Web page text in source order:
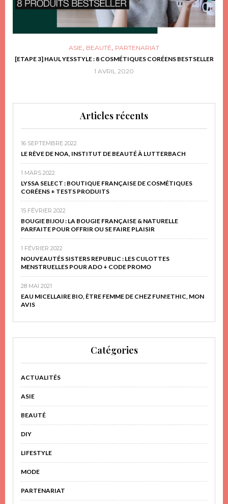
ASIE, BEAUTÉ, PARTENARIAT
[ETAPE 3] HAUL YESSTYLE : 8 COSMÉTIQUES CORÉENS BESTSELLER
1 AVRIL 2020
Articles récents
16 SEPTEMBRE 2022
LE RÊVE DE NOA, INSTITUT DE BEAUTÉ À LUTTERBACH
1 MARS 2022
LYSSA SELECT : BOUTIQUE FRANÇAISE DE COSMÉTIQUES
CORÉENS + TESTS PRODUITS
15 FÉVRIER 2022
BOUGIE BIJOU : LA BOUGIE FRANÇAISE & NATURELLE
PARFAITE POUR OFFRIR OU SE FAIRE PLAISIR
1 FÉVRIER 2022
NOUVEAUTÉS SISTERS REPUBLIC : LES CULOTTES
MENSTRUELLES POUR ADO + CODE PROMO
28 MAI 2021
EAU MICELLAIRE BIO, ÊTRE FEMME DE CHEZ FUN!ETHIC, MON
AVIS
Catégories
ACTUALITÉS
ASIE
BEAUTÉ
DIY
LIFESTYLE
MODE
PARTENARIAT